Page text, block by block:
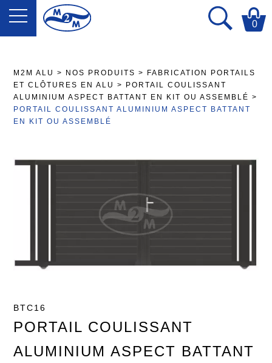
0
M2M ALU > NOS PRODUITS >
FABRICATION PORTAILS
ET CLÔTURES EN ALU >
PORTAIL COULISSANT
ALUMINIUM ASPECT BATTANT EN KIT OU ASSEMBLÉ >
PORTAIL COULISSANT ALUMINIUM ASPECT BATTANT
EN KIT OU ASSEMBLÉ
BTC16
PORTAIL COULISSANT
ALUMINIUM ASPECT BATTANT